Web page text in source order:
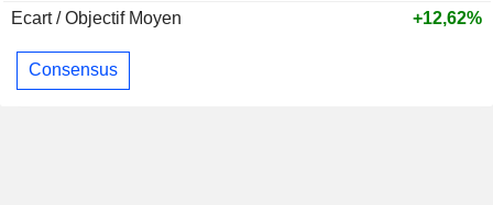
Ecart / Objectif Moyen
+12,62%
Consensus